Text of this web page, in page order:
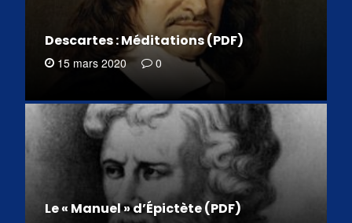
Descartes : Méditations (PDF)
15 mars 2020 0
Le « Manuel » d’Épictète (PDF)